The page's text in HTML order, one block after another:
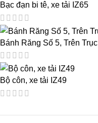
Bạc đạn bi tê, xe tải IZ65
Bánh Răng Số 5, Trên
Bộ côn, xe tải IZ49